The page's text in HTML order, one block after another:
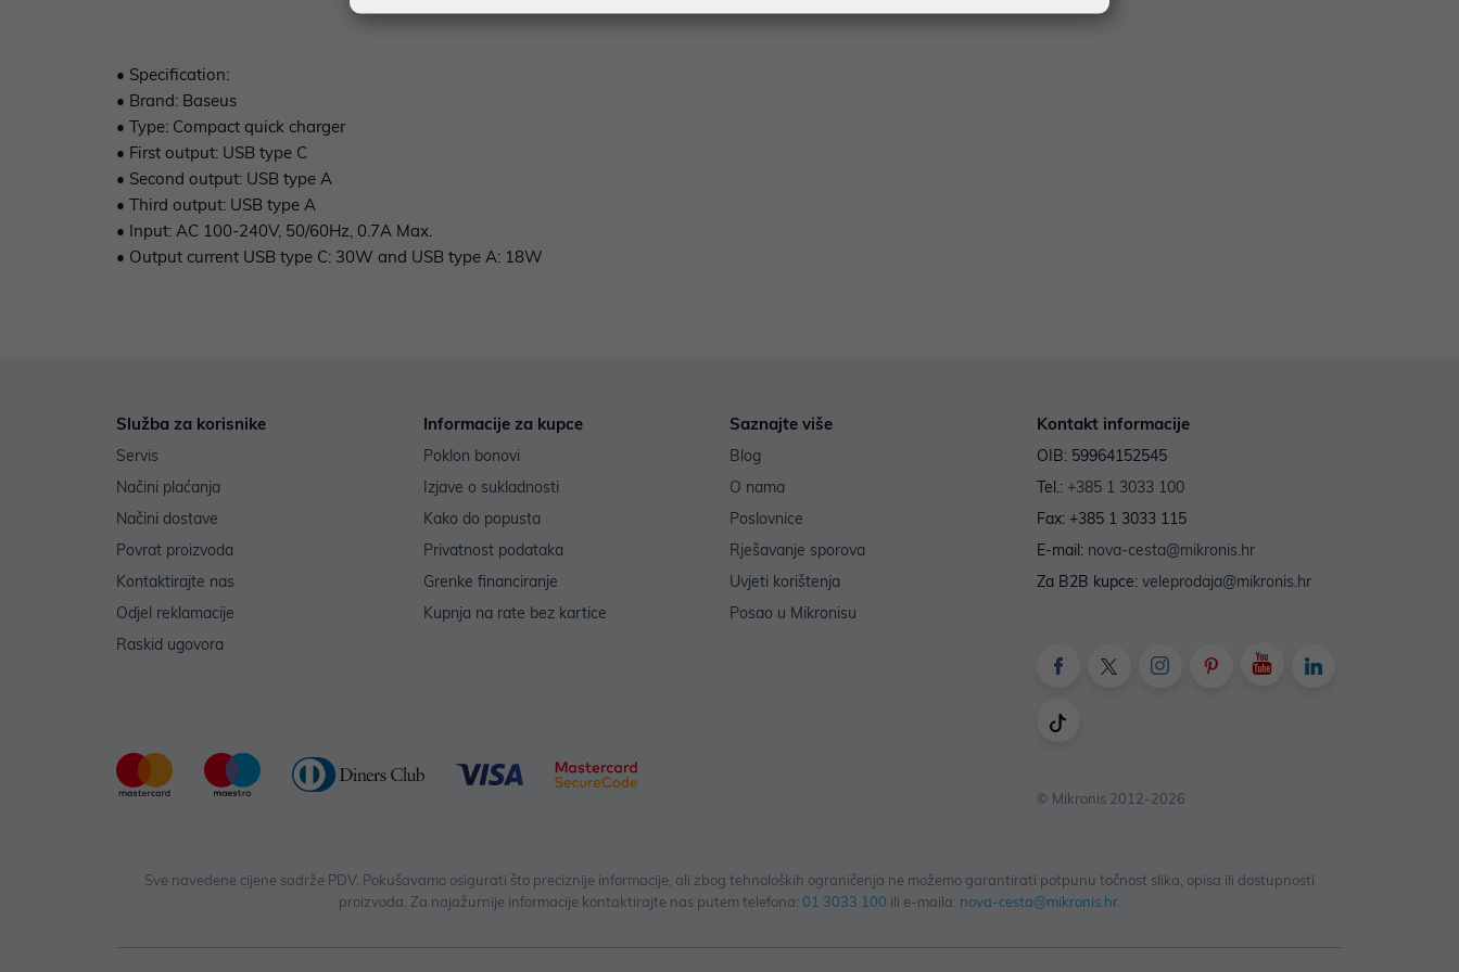
• Specification:
• Brand: Baseus
• Type: Compact quick charger
• First output: USB type C
• Second output: USB type A
• Third output: USB type A
• Input: AC 100-240V, 50/60Hz, 0.7A Max.
• Output current USB type C: 30W and USB type A: 18W
Služba za korisnike
Servis
Načini plaćanja
Načini dostave
Povrat proizvoda
Kontaktirajte nas
Odjel reklamacije
Raskid ugovora
Informacije za kupce
Poklon bonovi
Izjave o sukladnosti
Kako do popusta
Privatnost podataka
Grenke financiranje
Kupnja na rate bez kartice
Saznajte više
Blog
O nama
Poslovnice
Rješavanje sporova
Uvjeti korištenja
Posao u Mikronisu
Kontakt informacije
OIB: 59964152545
Tel.: +385 1 3033 100
Fax: +385 1 3033 115
E-mail: nova-cesta@mikronis.hr
Za B2B kupce: veleprodaja@mikronis.hr
© Mikronis 2012-2026
Sve navedene cijene sadrže PDV. Pokušavamo osigurati što preciznije informacije, ali zbog tehnoloških ograničenja ne možemo garantirati potpunu točnost slika, opisa ili dostupnosti
proizvoda. Za najažurnije informacije kontaktirajte nas putem telefona: 01 3033 100 ili e-maila: nova-cesta@mikronis.hr.